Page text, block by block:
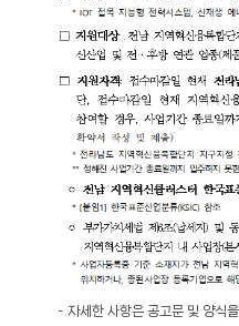
- 자세한 사항은 공고문 및 양식